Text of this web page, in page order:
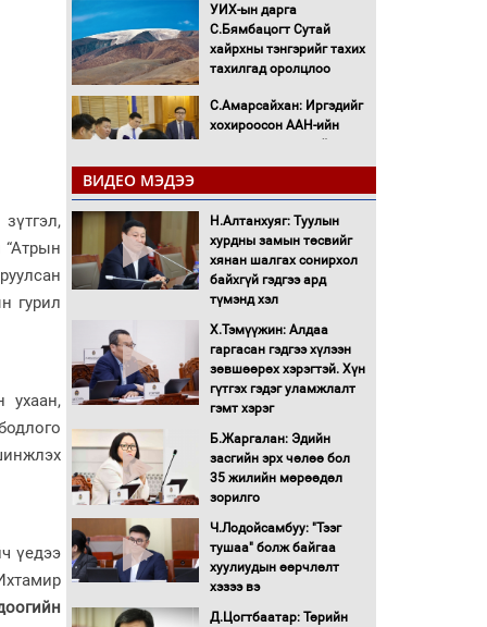
“Атрын
гурил
ухаан,
үедээ
УИХ-ын дарга
С.Бямбацогт Сутай
хайрхны тэнгэрийг тахих
тахилгад оролцлоо
С.Амарсайхан: Иргэдийг
хохироосон ААН-ийн
нуугтмал хөрөнгийг
битүүмжлэнэ
Н.Номтойбаяр:
Аймгуудад тулгамдаж
буй асуудлуудыг
Засгийн газрын
хуралдаанд танилцуулж,
шийдвэрлүүлнэ
С.Бямбацогт Зүүн Азийн
эрэгтэйчүүдийн
волейболын тэмцээнд
оролцож байгаа баг
тамирчдад амжилт
Автобензин, дизель
түлшний онцгой албан
татварыг тэглэлээ
Санхүүгийн хэмнэлтийн
горимд эрүүл мэндийн
салбар хамаарахгүй
ВИДЕО МЭДЭЭ
Н.Алтанхуяг: Туулын
хурдны замын төсвийг
хянан шалгах сонирхол
байхгүй гэдгээ ард
түмэнд хэл
Х.Тэмүүжин: Алдаа
гаргасан гэдгээ хүлээн
зөвшөөрөх хэрэгтэй. Хүн
гүтгэх гэдэг уламжлалт
гэмт хэрэг
Б.Жаргалан: Эдийн
засгийн эрх чөлөө бол
35 жилийн мөрөөдөл
зорилго
Ч.Лодойсамбуу: "Тээг
тушаа" болж байгаа
хуулиудын өөрчлөлт
хэзээ вэ
Д.Цогтбаатар: Төрийн